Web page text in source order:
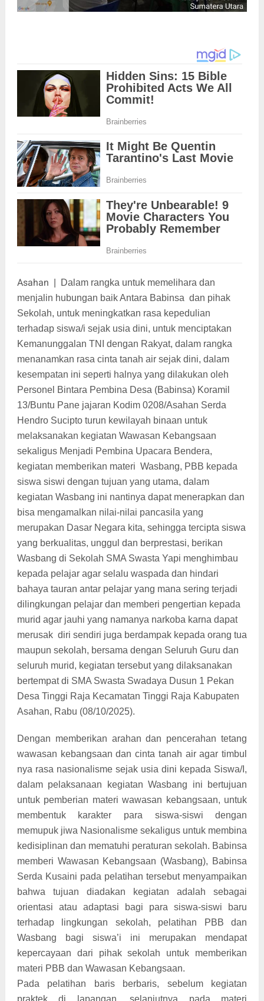
Asahan
Dalam rangka untuk memelihara dan
menjalin hubungan baik Antara Babinsa dan pihak
Sekolah, untuk meningkatkan rasa kepedulian
terhadap siswa/i sejak usia dini, untuk menciptakan
Kemanunggalan TNI dengan Rakyat, dalam rangka
menanamkan rasa cinta tanah air sejak dini, dalam
kesempatan ini seperti halnya yang dilakukan oleh
Personel Bintara Pembina Desa (Babinsa) Koramil
13/Buntu Pane jajaran Kodim 0208/Asahan Serda
Hendro Sucipto turun kewilayah binaan untuk
melaksanakan kegiatan Wawasan Kebangsaan
sekaligus Menjadi Pembina Upacara Bendera,
kegiatan memberikan materi Wasbang, PBB kepada
siswa siswi dengan tujuan yang utama, dalam
kegiatan Wasbang ini nantinya dapat menerapkan dan
bisa mengamalkan nilai-nilai pancasila yang
merupakan Dasar Negara kita, sehingga tercipta siswa
yang berkualitas, unggul dan berprestasi, berikan
Wasbang di Sekolah SMA Swasta Yapi menghimbau
kepada pelajar agar selalu waspada dan hindari
bahaya tauran antar pelajar yang mana sering terjadi
dilingkungan pelajar dan memberi pengertian kepada
murid agar jauhi yang namanya narkoba karna dapat
merusak diri sendiri juga berdampak kepada orang tua
maupun sekolah, bersama dengan Seluruh Guru dan
seluruh murid, kegiatan tersebut yang dilaksanakan
bertempat di SMA Swasta Swadaya Dusun 1 Pekan
Desa Tinggi Raja Kecamatan Tinggi Raja Kabupaten
Asahan, Rabu (08/10/2025).
Dengan memberikan arahan dan pencerahan tetang
wawasan kebangsaan dan cinta tanah air agar timbul
nya rasa nasionalisme sejak usia dini kepada Siswa/I,
dalam pelaksanaan kegiatan Wasbang ini bertujuan
untuk pemberian materi wawasan kebangsaan, untuk
membentuk karakter para siswa-siswi dengan
memupuk jiwa Nasionalisme sekaligus untuk membina
kedisiplinan dan mematuhi peraturan sekolah. Babinsa
memberi Wawasan Kebangsaan (Wasbang), Babinsa
Serda Kusaini pada pelatihan tersebut menyampaikan
bahwa tujuan diadakan kegiatan adalah sebagai
orientasi atau adaptasi bagi para siswa-siswi baru
terhadap lingkungan sekolah, pelatihan PBB dan
Wasbang bagi siswa’i ini merupakan mendapat
kepercayaan dari pihak sekolah untuk memberikan
materi PBB dan Wawasan Kebangsaan.
Pada pelatihan baris berbaris, sebelum kegiatan